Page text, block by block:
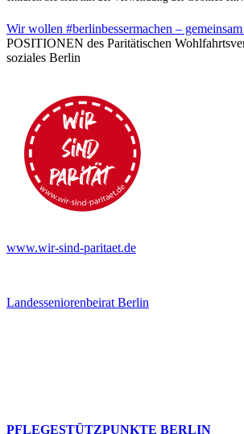
Wir wollen #berlinbessermachen –
POSITIONEN des Paritätischen
soziales Berlin
www.wir-sind-paritaet.de
Landesseniorenbeirat Berlin
PFLEGESTÜTZPUNKTE BERLIN